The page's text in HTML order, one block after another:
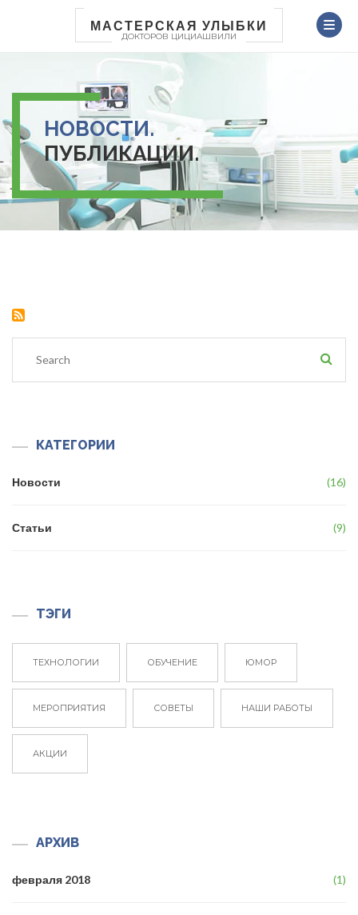
МАСТЕРСКАЯ УЛЫБКИ
ДОКТОРОВ ЦИЦИАШВИЛИ
НОВОСТИ.
ПУБЛИКАЦИИ.
КАТЕГОРИИ
Новости 16
Статьи 9
ТЭГИ
ТЕХНОЛОГИИ ОБУЧЕНИЕ ЮМОР
МЕРОПРИЯТИЯ СОВЕТЫ НАШИ РАБОТЫ
АКЦИИ
АРХИВ
февраля 2018 (1)